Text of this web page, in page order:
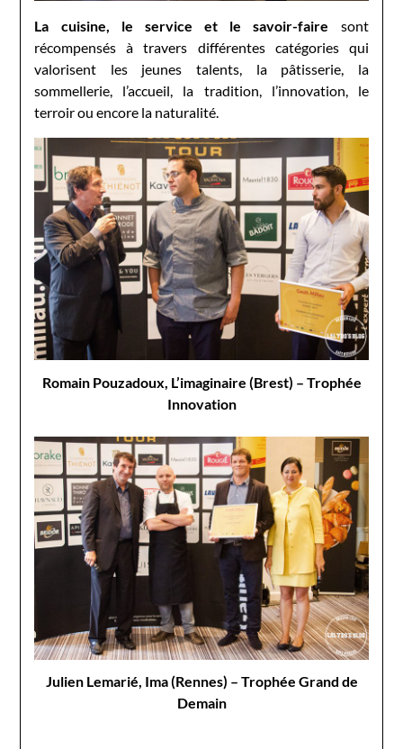
La cuisine, le service et le savoir-faire sont
récompensés à travers différentes catégories qui
valorisent les jeunes talents, la pâtisserie, la
sommellerie, l’accueil, la tradition, l’innovation, le
terroir ou encore la naturalité.
Romain Pouzadoux, L’imaginaire (Brest) – Trophée
Innovation
Julien Lemarié, Ima (Rennes) – Trophée Grand de
Demain